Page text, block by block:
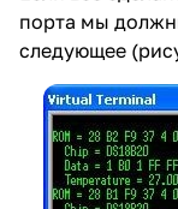
порта мы
следующее